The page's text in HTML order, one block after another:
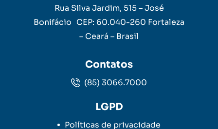
Rua Silva Jardim, 515 – José
Bonifácio CEP: 60.040-260 Fortaleza
– Ceará – Brasil
Contatos
(85) 3066.7000
LGPD
Políticas de privacidade